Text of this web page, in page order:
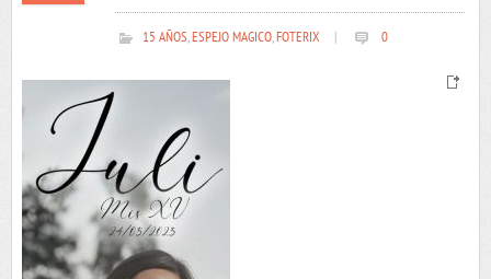
15 AÑOS,ESPEJO MAGICO,FOTERIX 0